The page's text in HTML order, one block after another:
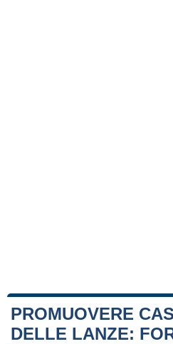
PROMUOVERE
DELLE LANZE: